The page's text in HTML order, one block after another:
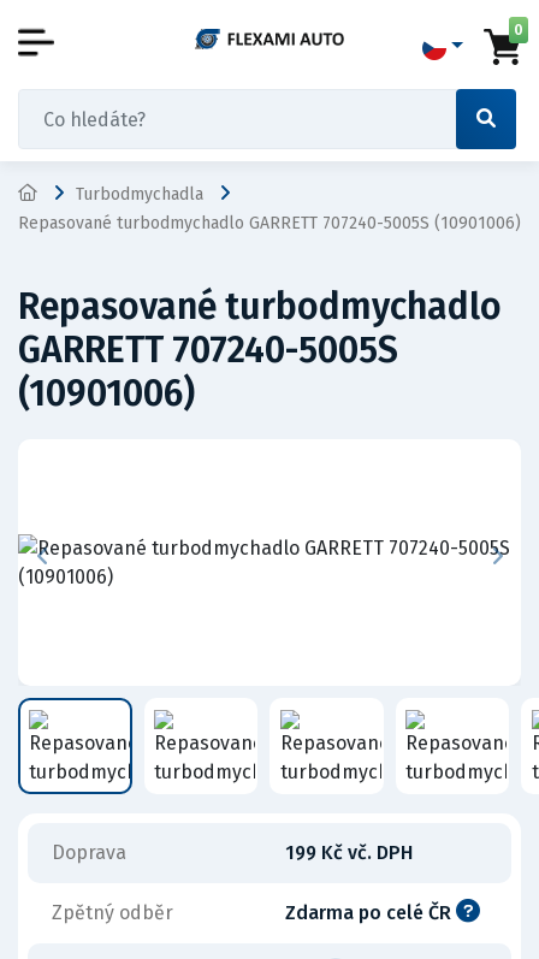
0
Turbodmychadla
Repasované turbodmychadlo GARRETT 707240-5005S (10901006)
Repasované turbodmychadlo
GARRETT 707240-5005S
(10901006)
Doprava 199 Kč vč. DPH
Zpětný odběr Zdarma po celé ČR